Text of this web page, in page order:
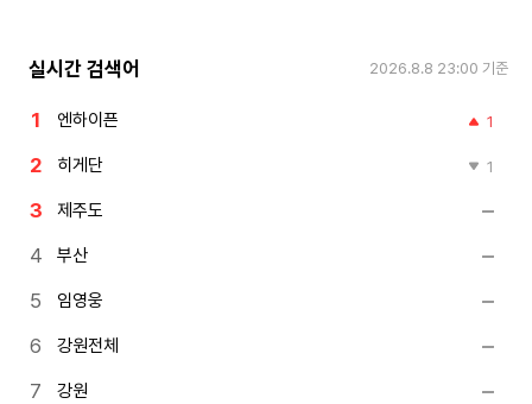
실시간 검색어 2026.8.8 23:00 기준
엔하이픈 1
히게단 1
제주도
부산
임영웅
강원전체
강원